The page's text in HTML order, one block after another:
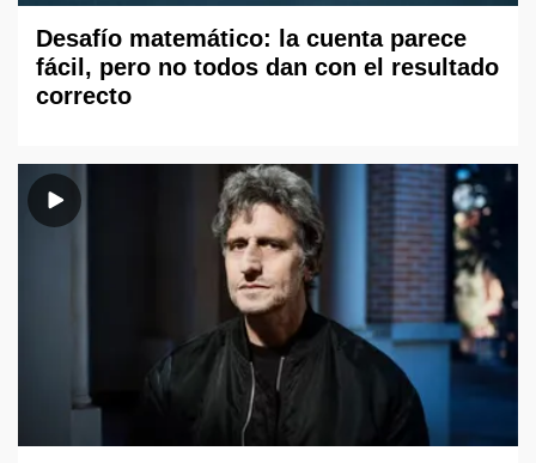
Desafío matemático: la cuenta parece
fácil, pero no todos dan con el resultado
correcto